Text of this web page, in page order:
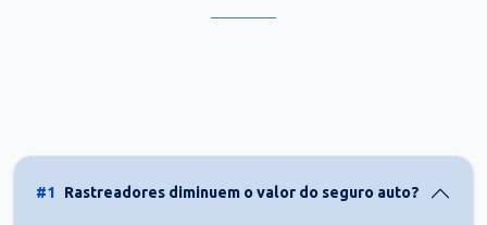
#1 Rastreadores diminuem o valor do seguro auto?